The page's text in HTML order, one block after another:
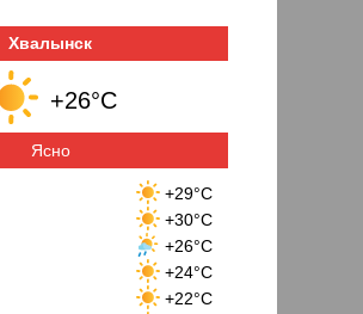
Хвалынск
+26°C
Ясно
+29°C
+30°C
+26°C
+24°C
+22°C